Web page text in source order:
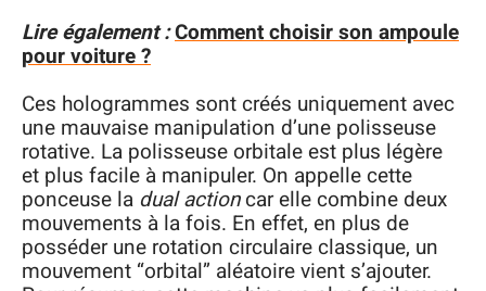
Lire également :Comment choisir son ampoule
pour voiture ?
Ces hologrammes sont créés uniquement avec
une mauvaise manipulation d’une polisseuse
rotative. La polisseuse orbitale est plus légère
et plus facile à manipuler. On appelle cette
ponceuse la dual actioncar elle combine deux
mouvements à la fois. En effet, en plus de
posséder une rotation circulaire classique, un
mouvement “orbital” aléatoire vient s’ajouter.